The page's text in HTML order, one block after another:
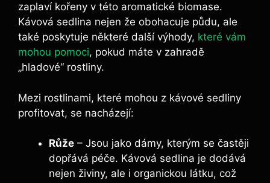
zaplaví kořeny v této ‍aromatické biomase.
Kávová sedlina​ nejen že obohacuje ⁣půdu,⁢ ale
také poskytuje ⁤některé další výhody, které vám
mohou pomoci, pokud máte v zahradě
„hladové“ rostliny.
Mezi ‍rostlinami,‍ které mohou z kávové sedliny
profitovat,⁣ se nacházejí:
Růže – Jsou jako dámy, kterým‌ se častěji ​
dopřává péče. Kávová sedlina je dodává
nejen živiny, ale i organickou látku, ​což